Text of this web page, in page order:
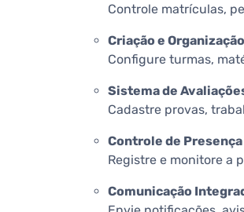
Controle matrículas,
Criação e
Configure turmas,
Sistema de
Cadastre provas,
Controle de
Registre e monitore a
Comunicação